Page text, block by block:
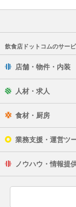
飲食店ドットコムのサー
店舗・物件・内装
人材・求人
食材・厨房
業務支援・運営ツ
ノウハウ・情報提